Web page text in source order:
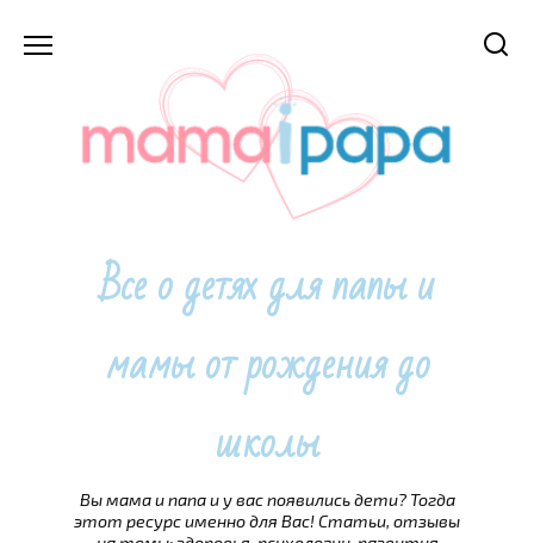
Все о детях для папы и
мамы от рождения до
школы
Вы мама и папа и у вас появились дети? Тогда
этот ресурс именно для Вас! Статьи, отзывы